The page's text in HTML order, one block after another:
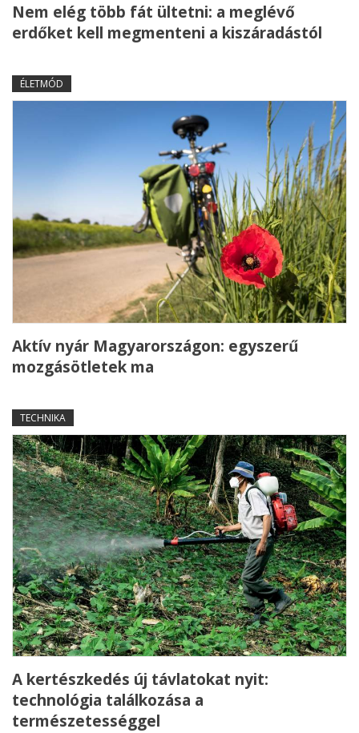
Nem elég több fát ültetni: a meglévő
erdőket kell megmenteni a kiszáradástól
ÉLETMÓD
Aktív nyár Magyarországon: egyszerű
mozgásötletek ma
TECHNIKA
A kertészkedés új távlatokat nyit:
technológia találkozása a
természetességgel